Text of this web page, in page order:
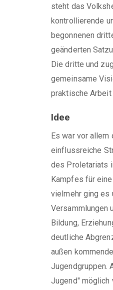
steht das
kontrollierende
begonnenen
geänderten
Die dritte und
gemeinsame
praktische Arbeit
Idee
Es war vor
einflussreiche
des Proletariats
Kampfes für eine
vielmehr ging es
Versammlungen
Bildung,
deutliche
außen
Jugendgruppen.
Jugend"